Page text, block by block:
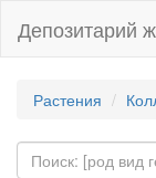
Депозитарий
Растения